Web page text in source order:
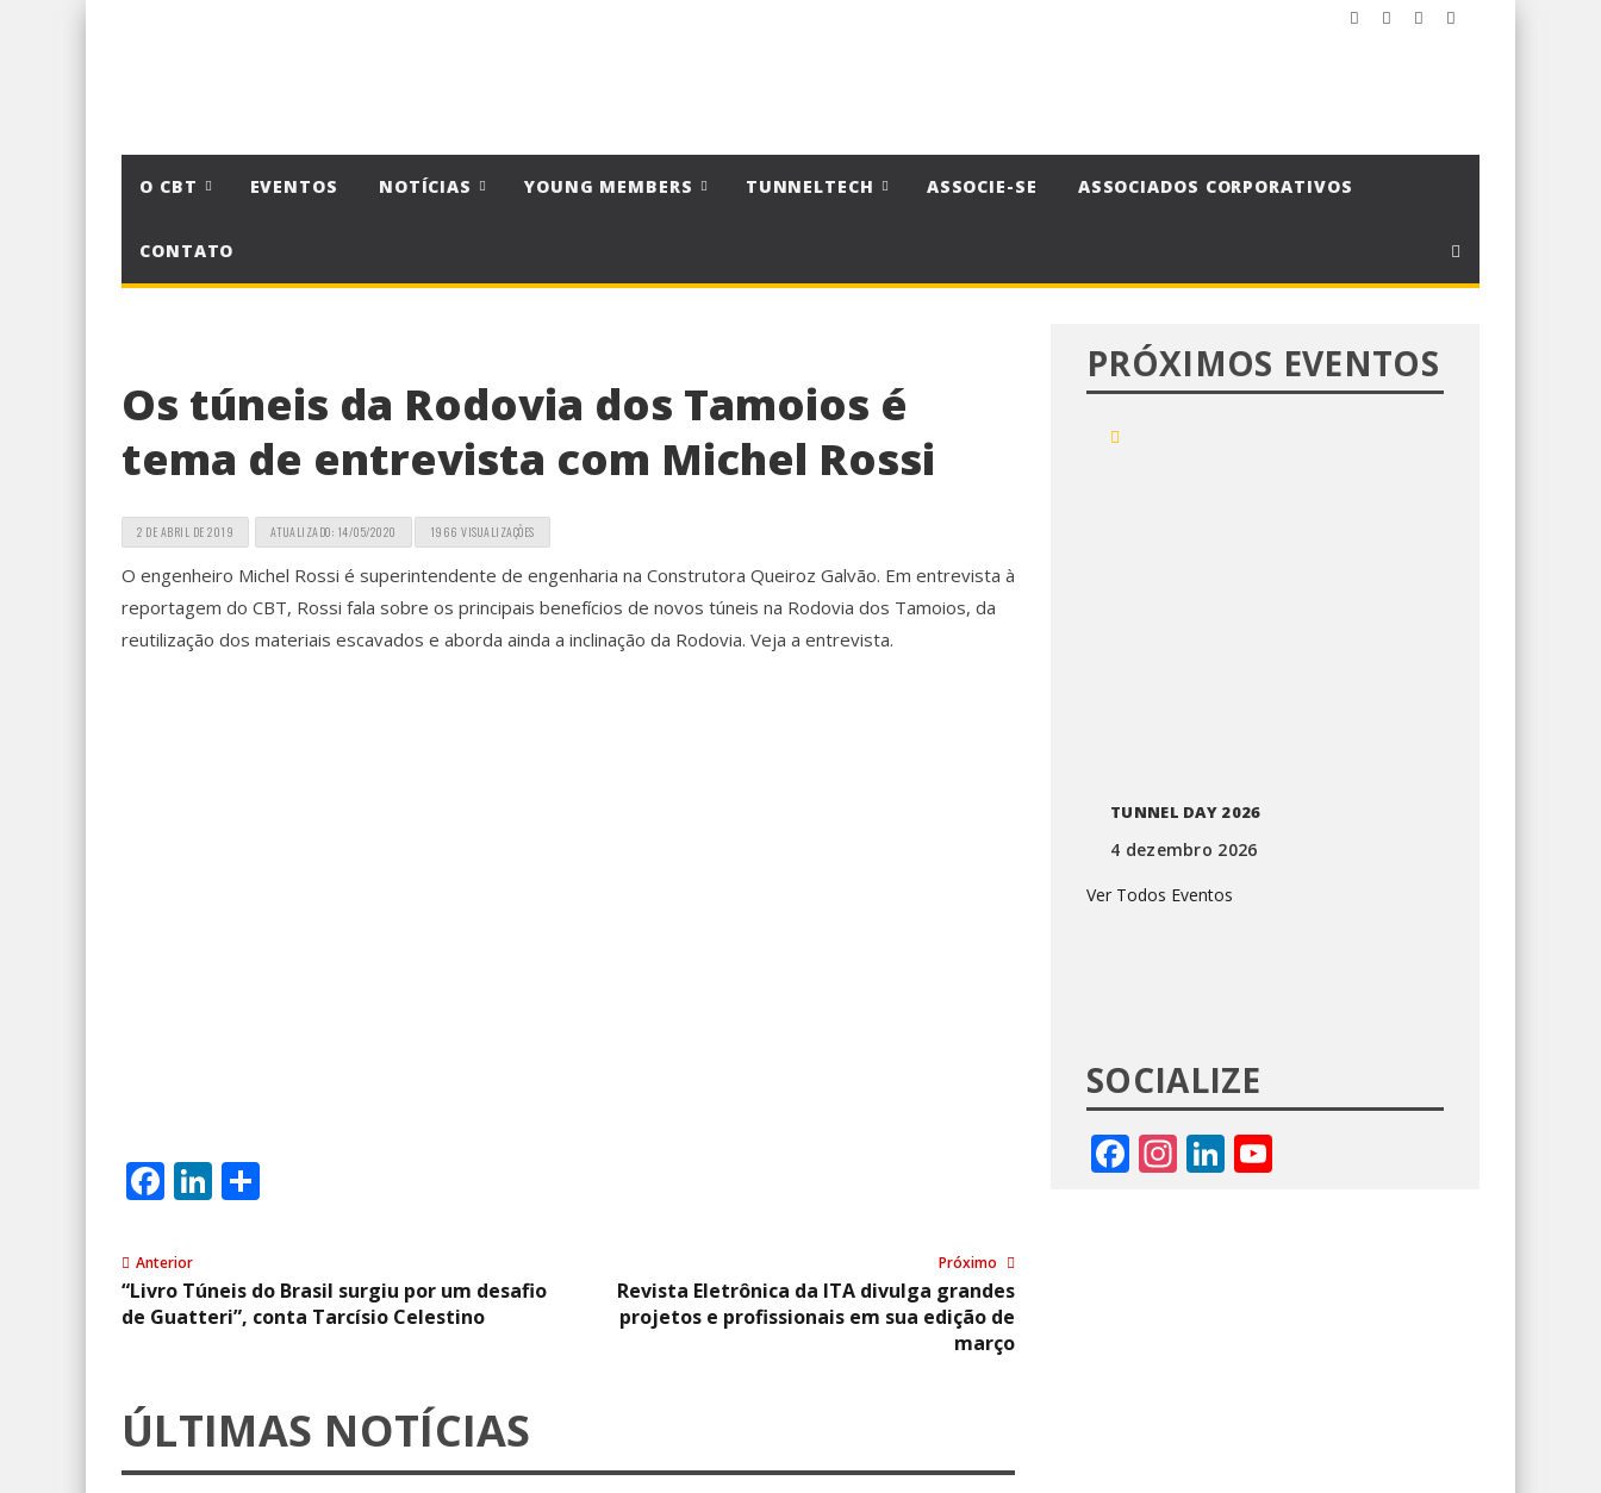
O CBT EVENTOS NOTÍCIAS YOUNG MEMBERS TUNNELTECH ASSOCIE-SE ASSOCIADOS CORPORATIVOS
CONTATO
Os túneis da Rodovia dos Tamoios é
tema de entrevista com Michel Rossi
2 DE ABRIL DE 2019 ATUALIZADO: 14/05/2020 1966 VISUALIZAÇÕES
O engenheiro Michel Rossi é superintendente de engenharia na Construtora Queiroz Galvão. Em entrevista à
reportagem do CBT, Rossi fala sobre os principais benefícios de novos túneis na Rodovia dos Tamoios, da
reutilização dos materiais escavados e aborda ainda a inclinação da Rodovia. Veja a entrevista.
Facebook
LinkedIn
Anterior
“Livro Túneis do Brasil surgiu por um desafio
de Guatteri”, conta Tarcísio Celestino
Próximo
Revista Eletrônica da ITA divulga grandes
projetos e profissionais em sua edição de
março
ÚLTIMAS NOTÍCIAS
PRÓXIMOS EVENTOS
TUNNEL DAY 2026
4 dezembro 2026
Ver Todos Eventos
SOCIALIZE
Facebook
Instagram
LinkedIn